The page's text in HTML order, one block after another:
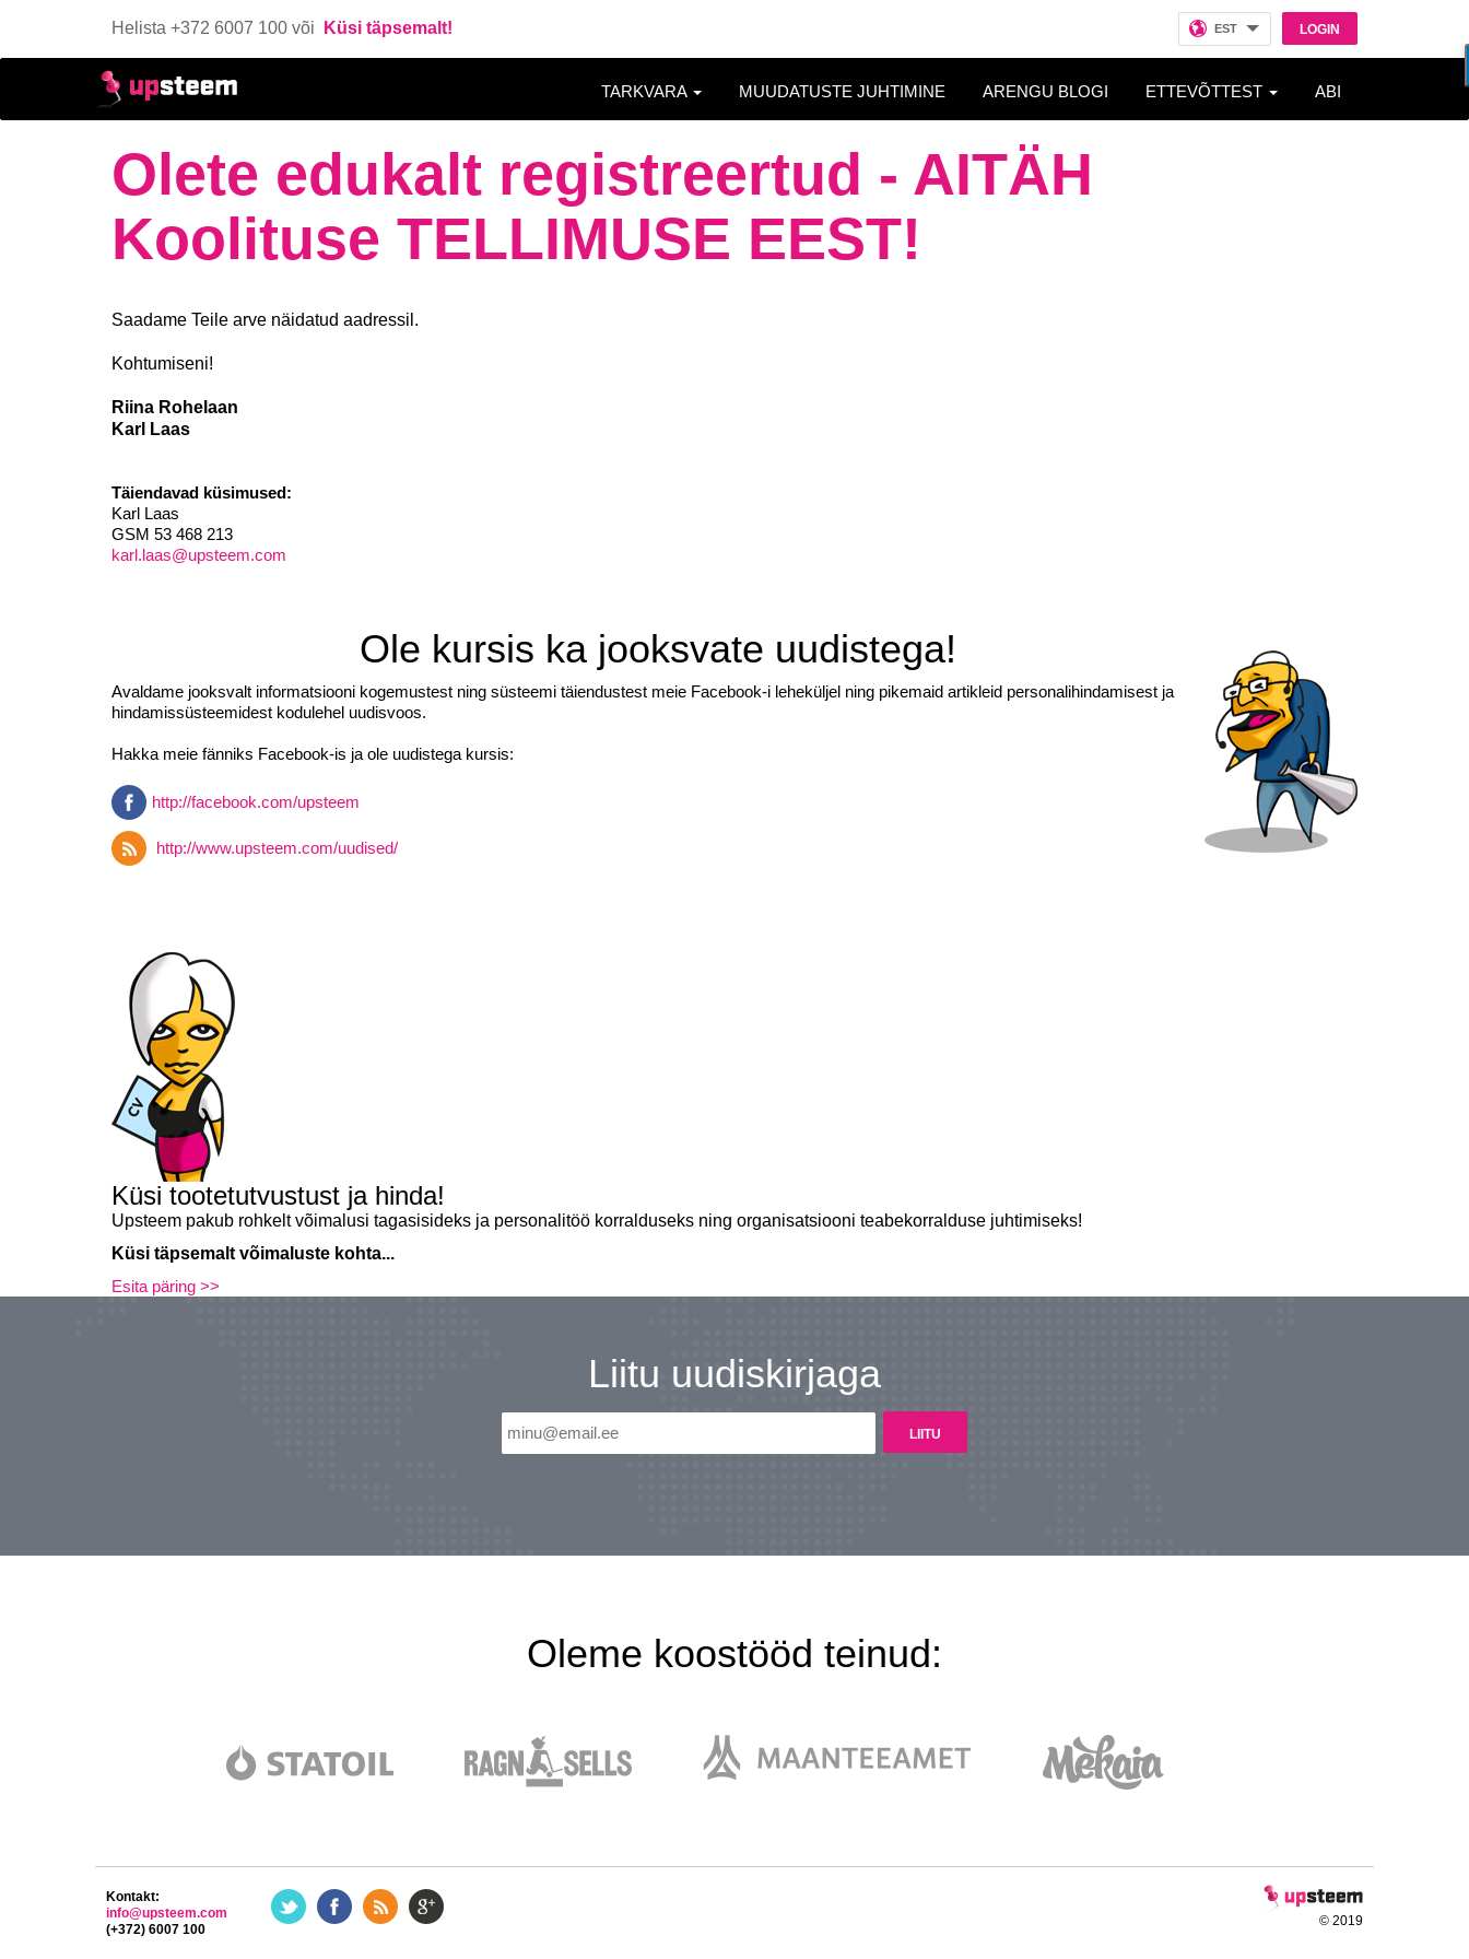
Helista +372 6007 100 või Küsi täpsemalt! LOGIN
EST
TARKVARA MUUDATUSTE JUHTIMINE ARENGU BLOGI ETTEVÕTTEST ABI
Olete edukalt registreertud - AITÄH
Koolituse TELLIMUSE EEST!
Saadame Teile arve näidatud aadressil.
Kohtumiseni!
Riina Rohelaan
Karl Laas
Täiendavad küsimused:
Karl Laas
GSM 53 468 213
karl.laas@upsteem.com
Ole kursis ka jooksvate uudistega!
Avaldame jooksvalt informatsiooni kogemustest ning süsteemi täiendustest meie Facebook-i leheküljel ning pikemaid artikleid personalihindamisest ja
hindamissüsteemidest kodulehel uudisvoos.
Hakka meie fänniks Facebook-is ja ole uudistega kursis:
http://facebook.com/upsteem
http://www.upsteem.com/uudised/
Küsi tootetutvustust ja hinda!
Upsteem pakub rohkelt võimalusi tagasisideks ja personalitöö korralduseks ning organisatsiooni teabekorralduse juhtimiseks!
Küsi täpsemalt võimaluste kohta...
Esita päring >>
Liitu uudiskirjaga
Oleme koostööd teinud:
© 2019
Kontakt:
info@upsteem.com
(+372) 6007 100